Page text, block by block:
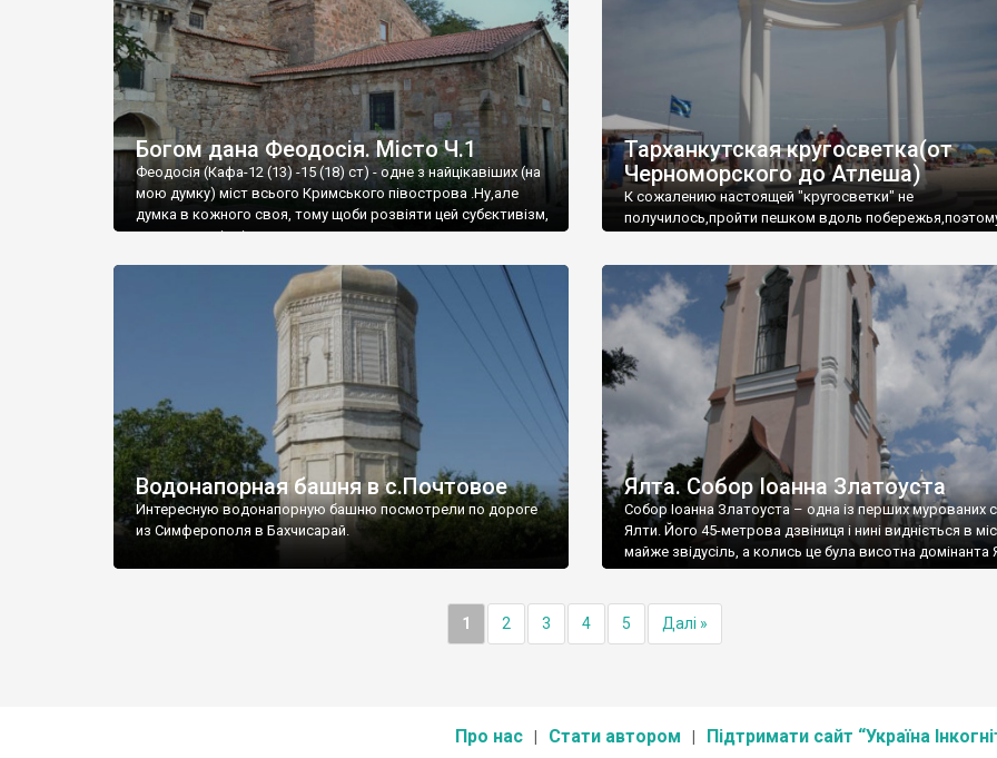
Богом дана Феодосія. Місто Ч.1
Феодосія (Кафа-12 (13) -15 (18) ст) - одне з найцікавіших (на
мою думку) міст всього Кримського півострова .Ну,але
думка в кожного своя, тому щоби розвіяти цей субєктивізм,
запрошую відвідати це
Тарханкутская кругосветка(от
Черноморского до Атлеша)
К сожалению настоящей "кругосветки" не
получилось,пройти пешком вдоль
Водонапорная башня в с.Почтовое
Интересную водонапорную башню посмотрели по дороге
из Симферополя в Бахчисарай.
Ялта. Собор Іоанна Златоуста
Собор Іоанна Златоуста – одна із перших мурованих
Ялти. Його 45-метрова дзвіниця і нині видніється в
майже звідусіль, а колись це була висотна домінанта
1 2 3 4 5 Далі »
Про нас Стати автором Підтримати сайт “Україна